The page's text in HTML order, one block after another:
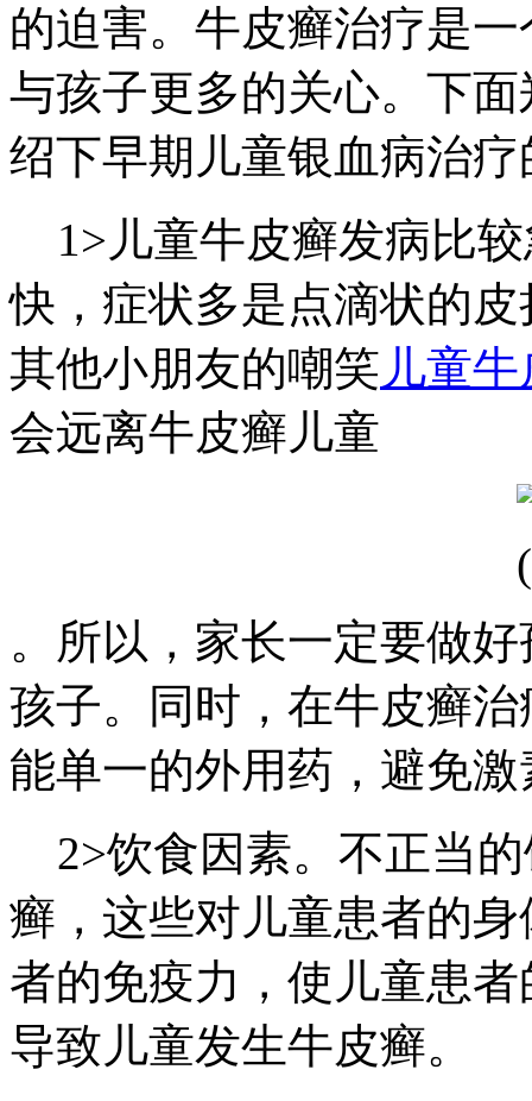
的迫害。牛皮癣治疗是
与孩子更多的关心。下
绍下早期儿童银血病治
1>儿童牛皮癣发病比
快，症状多是点滴状的
其他小朋友的嘲笑 儿童
会远离牛皮癣儿童
。所以，家长一定要做
孩子。同时，在牛皮癣治
能单一的外用药，避免
2>饮食因素。不正当
癣，这些对儿童患者的
者的免疫力，使儿童患
导致儿童发生牛皮癣。